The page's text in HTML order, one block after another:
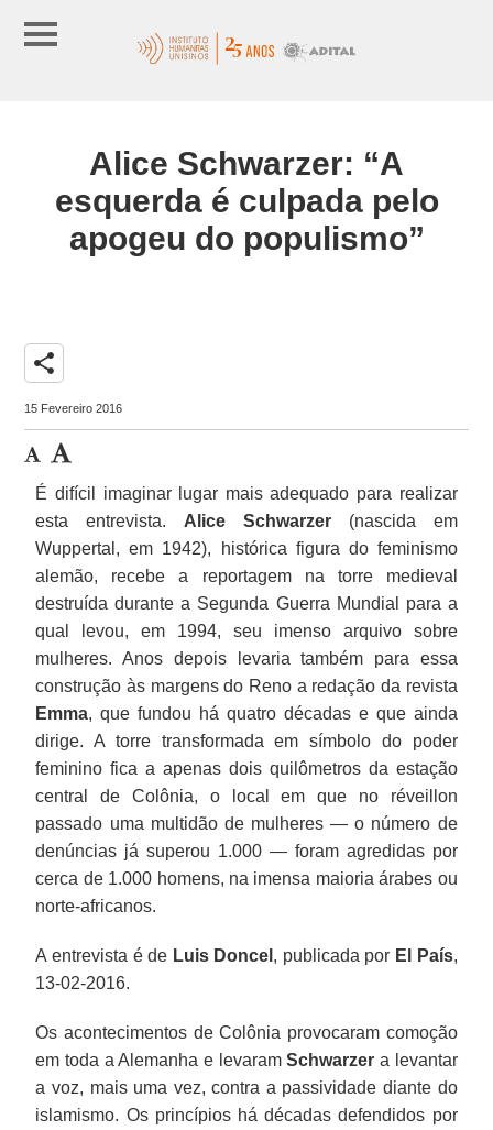
Alice Schwarzer: “A
esquerda é culpada pelo
apogeu do populismo”
share
15 Fevereiro 2016
É difícil imaginar lugar mais adequado para realizar
esta entrevista. Alice Schwarzer(nascida em
Wuppertal, em 1942), histórica figura do feminismo
alemão, recebe a reportagemna torre medieval
destruída durante a Segunda Guerra Mundial para a
qual levou, em 1994, seu imenso arquivo sobre
mulheres. Anos depois levaria também para essa
construção às margens do Reno a redação da revista
Emma, que fundou há quatro décadas e que ainda
dirige. A torre transformada em símbolo do poder
feminino fica a apenas dois quilômetros da estação
central de Colônia, o local em que no réveillon
passado uma multidão de mulheres — o número de
denúncias já superou 1.000 — foram agredidas por
cerca de 1.000 homens, na imensa maioria árabes ou
norte-africanos.
A entrevista é de Luis Doncel , publicada por El País,
13-02-2016.
Os acontecimentos de Colônia provocaram comoção
em toda a Alemanha e levaramSchwarzer a levantar
a voz, mais uma vez, contra a passividade diante do
islamismo. Os princípios há décadas defendidos por